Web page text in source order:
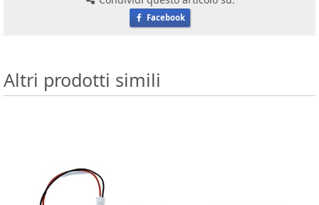
Facebook
Altri prodotti simili